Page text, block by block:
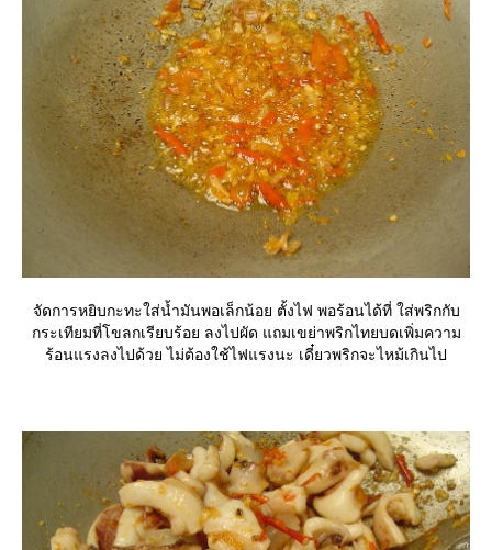
จัดการหยิบกะทะใส่น้ำมันพอเล็กน้อย ตั้งไฟ พอร้อนได้ที่ ใส่พริกกับ
กระเทียมที่โขลกเรียบร้อย ลงไปผัด แถมเขย่าพริกไทยบดเพิ่มความ
ร้อนแรงลงไปด้วย ไม่ต้องใช้ไฟแรงนะ เดี๋ยวพริกจะไหม้เกินไป